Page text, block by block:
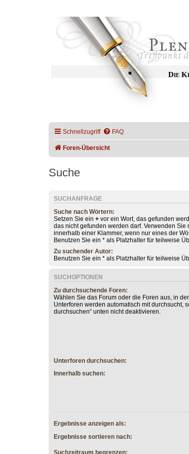
Die
Schnellzugriff FAQ
Foren-Übersicht
Suche
SUCHANFRAGE
Suche nach Wörtern:
Setzen Sie ein + vor ein Wort, das gefunden
das nicht gefunden werden darf. Verwenden Sie
innerhalb einer Klammer, wenn nur eines der
Benutzen Sie ein * als Platzhalter für teilweise
Zu suchender Autor:
Benutzen Sie ein * als Platzhalter für teilweise
SUCHOPTIONEN
Zu durchsuchende Foren:
Wählen Sie das Forum oder die Foren aus, in
Unterforen werden automatisch mit durchsucht,
durchsuchen“ unten nicht deaktivieren.
Unterforen durchsuchen:
Innerhalb suchen:
Ergebnisse anzeigen als:
Ergebnisse sortieren nach:
Suchzeitraum begrenzen: